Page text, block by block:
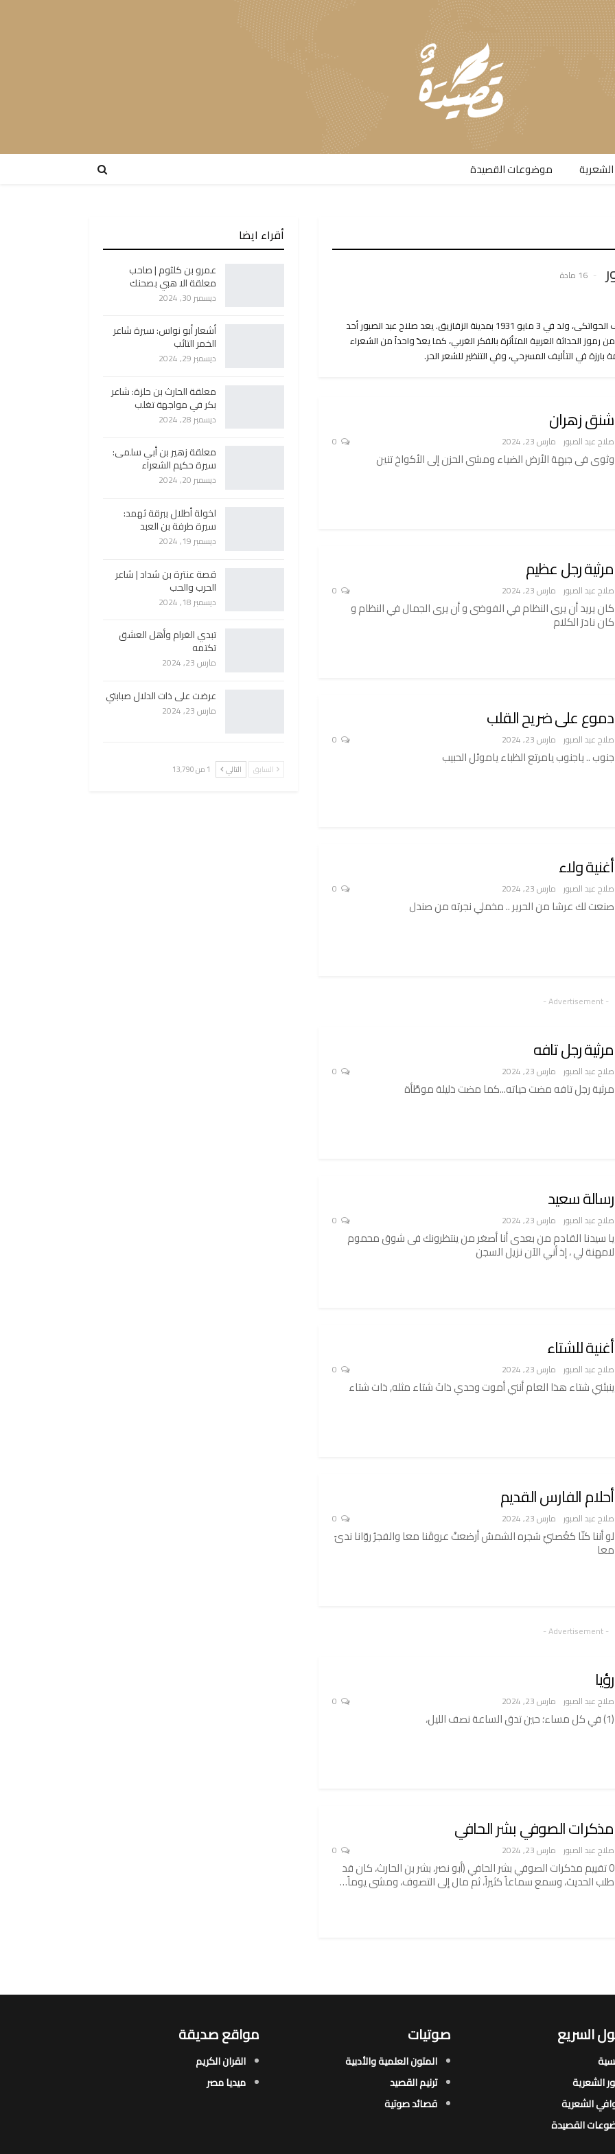
موضوعات القصيدة​
16 مادة
محمد صلاح الدين عبد الصبور يوسف الحواتكى، ولد في 3 مايو 1931 بمدينة الزقازيق. يعد صلاح عبد الصبور أحد
الحداثة العربية المتأثرة بالفكر الغربي، كما يعدّ واحداً من الشعراء
في التأليف المسرحي، وفي التنظير للشعر الحر.
شنق زهران
صلاح عبد الصبور مارس 23, 2024
وثوى فى جبهة الأرض الضياء ومشى الحزن إلى الأكواخ تنين
مرثية رجل عظيم
صلاح عبد الصبور مارس 23, 2024
كان يريد أن يرى النظام في الفوضى و أن يرى الجمال في النظام و
كان نادرَ الكلام
دموع على ضريح القلب
صلاح عبد الصبور مارس 23, 2024
جنوب .. ياجنوب يامرتع الظباء ياموئل الحبيب
أغنية ولاء
صلاح عبد الصبور مارس 23, 2024
صنعت لك عرشا من الحرير .. مخملي نجرته من صندل
- Advertisement -
مرثية رجل تافه
صلاح عبد الصبور مارس 23, 2024
مرثية رجل تافه مضت حياته...كما مضت ذليلة موطَّأة
رسالة سعيد
صلاح عبد الصبور مارس 23, 2024
يا سيدنا القادم من بعدى أنا أصغر من ينتظرونك فى شوق محموم
لامهنة لي ، إذ أني الآن نزيل السجن
أغنية للشتاء
صلاح عبد الصبور مارس 23, 2024
ينبئني شتاء هذا العام أنني أموت وحدي ذاتَ شتاء مثله, ذات شتاء
أحلام الفارس القديم
صلاح عبد الصبور مارس 23, 2024
لو أننا كنّا كغُصنيْ شجره الشمسُ أرضعتْ عروقَنا معا والفجرُ روّانا ندىً
معا
- Advertisement -
رؤيا
صلاح عبد الصبور مارس 23, 2024
(1) في كل مساء؛ حين تدق الساعة نصف الليل،
مذكرات الصوفي بشر الحافي
صلاح عبد الصبور مارس 23, 2024
0 تقييم مذكرات الصوفي بشر الحافي (أبو نصر، بشر بن الحارث، كان قد
طلب الحديث، وسمع سماعاً كثيراً، ثم مال إلى التصوف، ومشى يوماً…
أقراء ايضا
عمرو بن كلثوم | صاحب
معلقة الا هبي بصحنك
ديسمبر 30, 2024
أشعار أبو نواس: سيرة شاعر
الخمر التائب
ديسمبر 29, 2024
معلقة الحارث بن حلزة: شاعر
بكر في مواجهة تغلب
ديسمبر 28, 2024
معلقة زهير بن أبي سلمى:
سيرة حكيم الشعراء
ديسمبر 20, 2024
لخولة أطلال ببرقة ثهمد:
سيرة طرفة بن العبد
ديسمبر 19, 2024
قصة عنترة بن شداد | شاعر
الحرب والحب
ديسمبر 18, 2024
تبدي الغرام وأهل العشق
تكتمه
مارس 23, 2024
عرضت على ذات الدلال صبابتي
مارس 23, 2024
السابق التالي 1 من 13٬790
السريع
الشعرية​
الشعرية​
القصيدة​
صوتيات
المتون العلمية والأدبية
ترنيم القصيد
قصائد صوتية
مواقع صديقة
القران الكريم
ميديا مصر